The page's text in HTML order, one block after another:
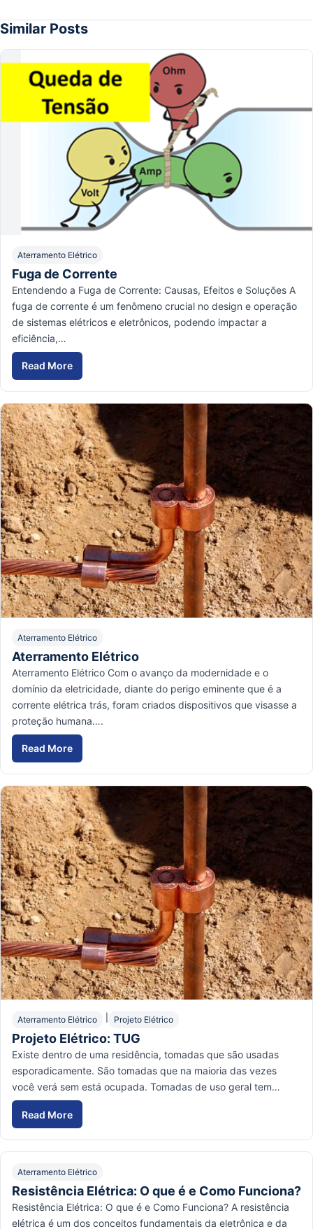
Similar Posts
Aterramento Elétrico
Fuga de Corrente
Entendendo a Fuga de Corrente: Causas, Efeitos e Soluções A
fuga de corrente é um fenômeno crucial no design e operação
de sistemas elétricos e eletrônicos, podendo impactar a
eficiência,…
Read More
Fuga de Corrente
Aterramento Elétrico
Aterramento Elétrico
Aterramento Elétrico Com o avanço da modernidade e o
domínio da eletricidade, diante do perigo eminente que é a
corrente elétrica trás, foram criados dispositivos que visasse a
proteção humana….
Read More
Aterramento Elétrico
Aterramento Elétrico Projeto Elétrico
Projeto Elétrico: TUG
Existe dentro de uma residência, tomadas que são usadas
esporadicamente. São tomadas que na maioria das vezes
você verá sem está ocupada. Tomadas de uso geral tem…
Read More
Projeto Elétrico: TUG
Aterramento Elétrico
Resistência Elétrica: O que é e Como Funciona?
Resistência Elétrica: O que é e Como Funciona? A resistência
elétrica é um dos conceitos fundamentais da eletrônica e da